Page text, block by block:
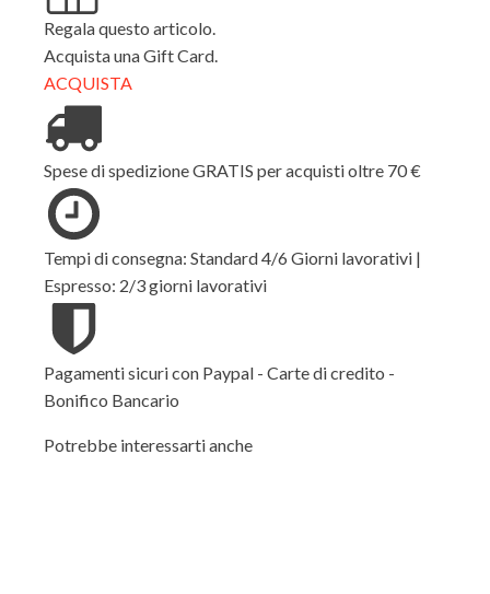
Regala questo articolo.
Acquista una Gift Card.
ACQUISTA
Spese di spedizione GRATIS per acquisti oltre 70 €
Tempi di consegna: Standard 4/6 Giorni lavorativi |
Espresso: 2/3 giorni lavorativi
Pagamenti sicuri con Paypal - Carte di credito -
Bonifico Bancario
Potrebbe interessarti anche